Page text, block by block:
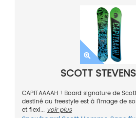
SCOTT
CAPITAAAAH ! Board signature de
destiné au freestyle est à l'image de
et flexi... voir plus